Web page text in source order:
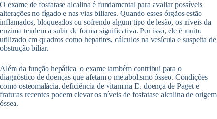
O exame de fosfatase alcalina é fundamental para avaliar possíveis
alterações no fígado e nas vias biliares. Quando esses órgãos estão
inflamados, bloqueados ou sofrendo algum tipo de lesão, os níveis da
enzima tendem a subir de forma significativa. Por isso, ele é muito
utilizado em quadros como hepatites, cálculos na vesícula e suspeita de
obstrução biliar.
Além da função hepática, o exame também contribui para o
diagnóstico de doenças que afetam o metabolismo ósseo. Condições
como osteomalácia, deficiência de vitamina D, doença de Paget e
fraturas recentes podem elevar os níveis de fosfatase alcalina de origem
óssea.